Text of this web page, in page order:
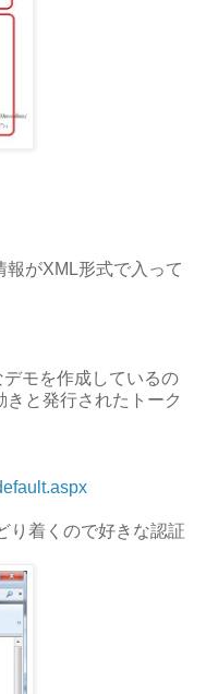
報がXML形式で入って
モを作成しているの
と発行されたトーク
り着くので好きな認証